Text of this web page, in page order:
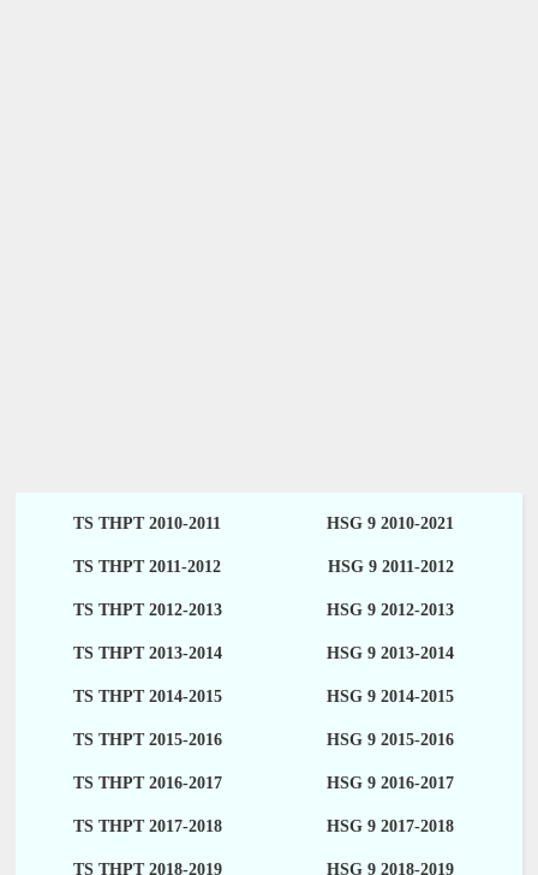
TS THPT 2010-2011 HSG 9 2010-2021
TS THPT 2011-2012 HSG 9 2011-2012
TS THPT 2012-2013 HSG 9 2012-2013
TS THPT 2013-2014 HSG 9 2013-2014
TS THPT 2014-2015 HSG 9 2014-2015
TS THPT 2015-2016 HSG 9 2015-2016
TS THPT 2016-2017 HSG 9 2016-2017
TS THPT 2017-2018 HSG 9 2017-2018
TS THPT 2018-2019 HSG 9 2018-2019